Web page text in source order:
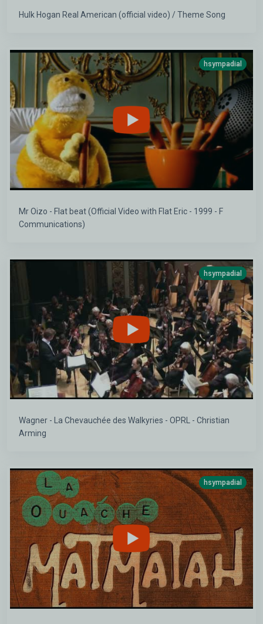
Hulk Hogan Real American (official video) / Theme Song
hsympadial
Mr Oizo - Flat beat (Official Video with Flat Eric - 1999 - F
Communications)
hsympadial
Wagner - La Chevauchée des Walkyries - OPRL - Christian
Arming
hsympadial